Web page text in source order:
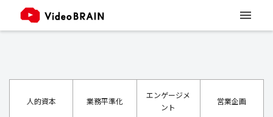
人的資本 業務平準化
エンゲージメ
ント
営業企画